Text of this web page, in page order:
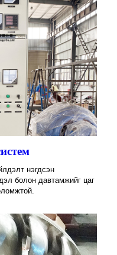
нэгдсэн
болон давтамжийг цаг